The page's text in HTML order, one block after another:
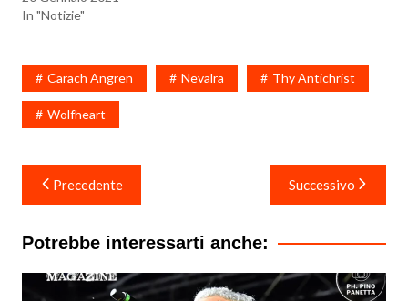
In "Notizie"
Carach Angren Nevalra Thy Antichrist
Wolfheart
Navigazione
articoli
Precedente Successivo
Potrebbe interessarti anche: